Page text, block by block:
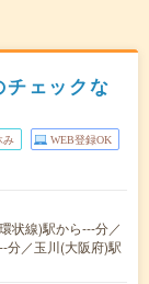
ェックな
み WEB登録OK
状線)駅から---分／
分／玉川(大阪府)駅